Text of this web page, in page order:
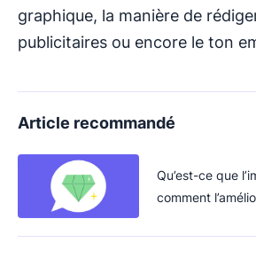
graphique, la manière de
publicitaires ou encore le ton
Article recommandé
Qu’est-ce que
comment